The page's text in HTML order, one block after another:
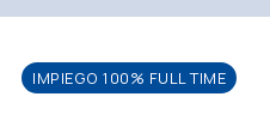
IMPIEGO 100% FULL TIME